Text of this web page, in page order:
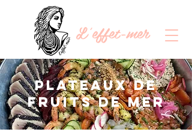
L'effet-mer
Plateaux de
fruits de mer